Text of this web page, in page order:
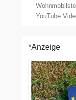
YouTube
*Anzeige